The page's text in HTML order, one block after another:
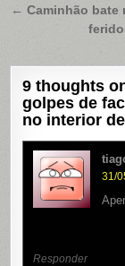
Post
← Caminhão bate
9 thoughts
golpes de
no interior
31/
Responder